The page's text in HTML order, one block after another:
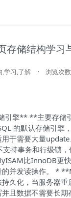
存储结构学习
,学习,了解 · 浏览次
引擎** **主要存储
的默认存储引擎，
于需要大量update
持事务和行级锁，
比InnoDB更
并发读操作。 *
久化，当服务器重
且数据不需要长